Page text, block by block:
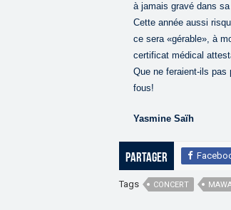
à jamais gravé dans
Cette année aussi
ce sera «gérable», à
certificat médical
Que ne feraient-ils pas
fous!
Yasmine Saïh
Partager
Tags CONCERT